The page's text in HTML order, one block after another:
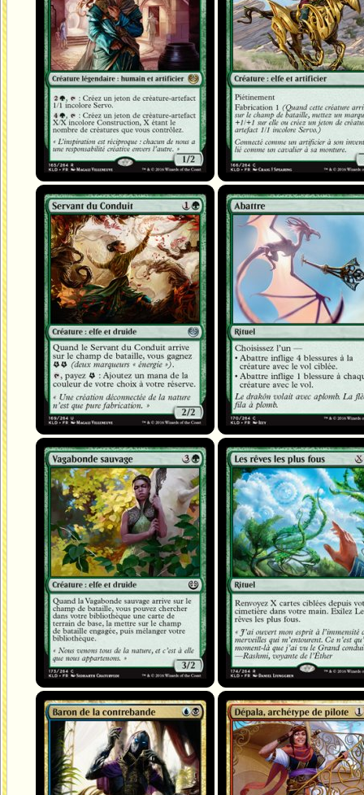
Servant du Conduit Abattre
Vagabonde sauvage Les rêves les plus fous
Baron de la contrebande Dépala, archétype de pilote